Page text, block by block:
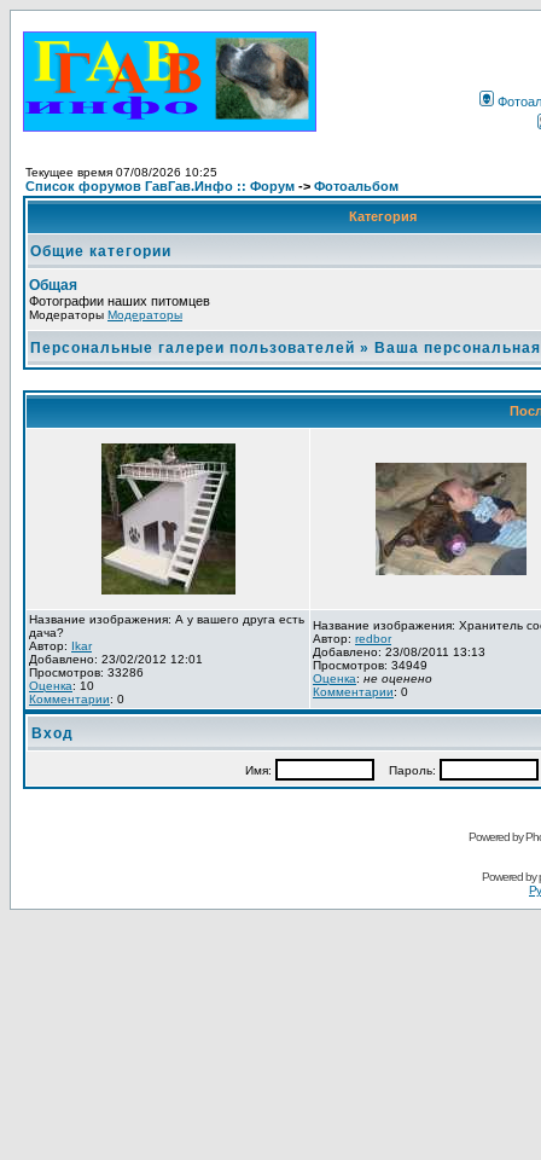
Текущее время 07/08/2026 10:25
Список форумов ГавГав.Инфо :: Форум -> Фотоальбом
Категория
Общие категории
Общая
Фотографии наших питомцев
Модераторы Модераторы
Персональные галереи пользователей » Ваша
Название изображения: А у вашего друга есть
дача?
Автор: Ikar
Добавлено: 23/02/2012 12:01
Просмотров: 33286
Оценка: 10
Комментарии: 0
Название изображения: Хранитель
Автор: redbor
Добавлено: 23/08/2011 13:13
Просмотров: 34949
Оценка: не оценено
Комментарии: 0
Вход
Имя: Пароль:
Powered by
Powered by